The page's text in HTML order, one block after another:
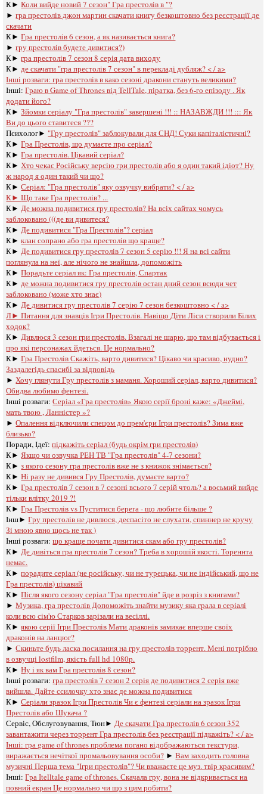
К►Коли вийде новий 7 сезон" Гра престолів в "?
►гра престолів джон мартин скачати книгу безкоштовно без реєстрації де
скачати
К►Гра престолів 6 сезон, а як називається книга?
►гру престолів будете дивитися?)
К►гра престолів 7 сезон 8 серія дата виходу
К► де скачати "гра престолів 7 сезон" в перекладі дубляж? < / a>
Інші розваги: ​​гра престолів в како сезоні дракони стануть великими?
Інші:Граю в Game of Thrones від TellTale, піратка, без 6-го епізоду . Як
додати його?
К►Зйомки серіалу "Гра престолів" завершені !!! :: НАЗАВЖДИ !!! ::: Як
Ви до цього ставитеся ???
Психолог► "Гру престолів" заблокували для СНД! Суки капіталістичні?
К►Гра Престолів, що думаєте про серіал?
К►Гра престолів. Цікавий серіал?
К► Хто чекає Російську версію гри престолів або я один такий ідіот? Ну
ж народ я один такий чи що?
К►Серіал: "Гра престолів" яку озвучку вибрати? < / a>
К►Що таке Гра престолів? ...
К► Де можна подивитися гру престолів? На всіх сайтах чомусь
заблоковано (((де ви дивитеся?
К► Де подивитися "Гра Престолів"? серіал
К►клан сопрано або гра престолів що краще?
К► Де подивитися гру престолів 7 сезон 5 серію !!! Я на всі сайти
поглянула на неї, але нічого не знайшла, допоможіть
К►Порадьте серіал як: Гра престолів, Спартак
К► де можна подивитися гру престолів остан дний сезон всюди чет
заблоковано (може хто знає)
К► Де дивитися гру престолів 7 серію 7 сезон безкоштовно < / a>
Л►Питання для знавців Ігри Престолів. Навіщо Діти Ліси створили Білих
ходок?
К► Дивлюся 3 сезон гри престолів. Взагалі не шарю, що там відбувається і
про які персонажах йдеться. Це нормально?
К►Гра Престолів Скажіть, варто дивитися? Цікаво чи красиво, нудно?
Заздалегідь спасибі за відповідь
► Хочу глянути Гру престолів з маманя. Хороший серіал, варто дивитися?
Обидва любимо фентезі.
Інші розваги: ​​Серіал «Гра престолів» Якою серії броні каже: «Джеймі,
мать твою , Ланністер »?
►Опалення відключили спецом до прем'єри Ігри престолів? Зима вже
близько?
Поради, Ідеї:підкажіть серіал (будь окрім гри престолів)
К► Якщо чи озвучка РЕН ТВ "Гра престолів" 4-7 сезони?
К►з якого сезону гра престолів вже не з книжок знімається?
К►Ні разу не дивився Гру Престолів, думаєте варто?
К►Гра престолів 7 сезон в 7 сезоні всього 7 серій чтоль? а восьмий вийде
тільки влітку 2019 ?!
К►Гра Престолів vs Пуститися берега - що любите більше ?
Інш►Гру престолів не дивлюся, деспасіто не слухати, спиннер не кручу
Зі мною явно щось не так )
Інші розваги: ​​що краще почати дивитися скам або гру престолів?
К► Де дивіться гра престолів 7 сезон? Треба в хорошій якості. Тореннта
немає.
К►порадите серіал (не російську, чи не турецька, чи не індійський, що не
Гра престолів) цікавий
К►Після якого сезону серіал "Гра престолів" йде в розріз з книгами?
►Музика, гра престолів Допоможіть знайти музику яка грала в серіалі
коли всю сім'ю Старков зарізали на весіллі.
К►якою серії Ігри Престолів Мати драконів замикає вперше своїх
драконів на ланцюг?
►Скиньте будь ласка посилання на гру престолів торрент. Мені потрібно
в озвучці lostfilm, якість full hd 1080p.
К►Ну і як вам Гра престолів 8 сезон?
Інші розваги: ​​гра престолів 7 сезон 2 серія де подивитися 2 серія вже
вийшла. Дайте ссилочку хто знає де можна подивитися
К►Серіали зразок Ігри Престолів Чи є фентезі серіали на зразок Ігри
Престолів або Шукача ?
Сервіс, Обслуговування, Тюн► Де скачати Гра престолів 6 сезон 352
завантажити через торрент Гра престолів без реєстрації підкажіть? < / a>
Інші:гра game of thrones проблема погано відображаються текстури,
виражається нечіткої промальовування особи? ►Вам заходить головна
музичні Перша тема "Ігри престолів"? Чи вважаєте це муз. твір красивим?
Інші:Гра Іtelltale game of thrones. Скачала гру, вона не відкривається на
повний екран Це нормально чи що з цим робити?